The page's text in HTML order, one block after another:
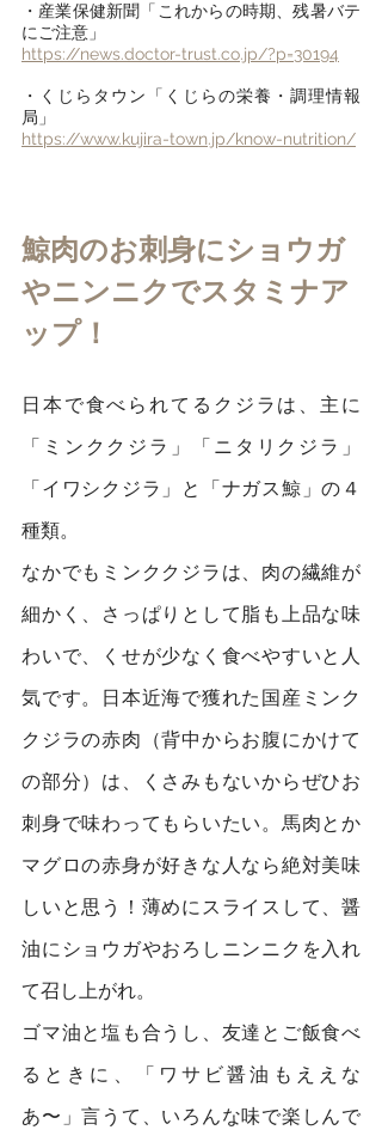
・産業保健新聞「これからの時期、残暑バテ
にご注意」
https://news.doctor-trust.co.jp/?p=30194
・くじらタウン「くじらの栄養・調理情報
局」
https://www.kujira-town.jp/know-nutrition/
鯨肉のお刺身にショウガ
やニンニクでスタミナア
ップ！
日本で食べられてるクジラは、主に
「ミンククジラ」「ニタリクジラ」
「イワシクジラ」と「ナガス鯨」の４
種類。
なかでもミンククジラは、肉の繊維が
細かく、さっぱりとして脂も上品な味
わいで、くせが少なく食べやすいと人
気です。日本近海で獲れた国産ミンク
クジラの赤肉（背中からお腹にかけて
の部分）は、くさみもないからぜひお
刺身で味わってもらいたい。馬肉とか
マグロの赤身が好きな人なら絶対美味
しいと思う！薄めにスライスして、醤
油にショウガやおろしニンニクを入れ
て召し上がれ。
ゴマ油と塩も合うし、友達とご飯食べ
るときに、「ワサビ醤油もええな
あ〜」言うて、いろんな味で楽しんで